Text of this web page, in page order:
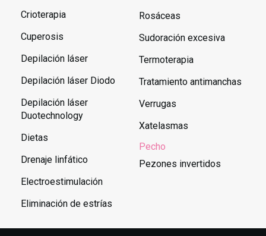
Crioterapia
Cuperosis
Depilación láser
Depilación láser Diodo
Depilación láser
Duotechnology
Dietas
Drenaje linfático
Electroestimulación
Eliminación de estrías
Rosáceas
Sudoración excesiva
Termoterapia
Tratamiento antimanchas
Verrugas
Xatelasmas
Pecho
Pezones invertidos